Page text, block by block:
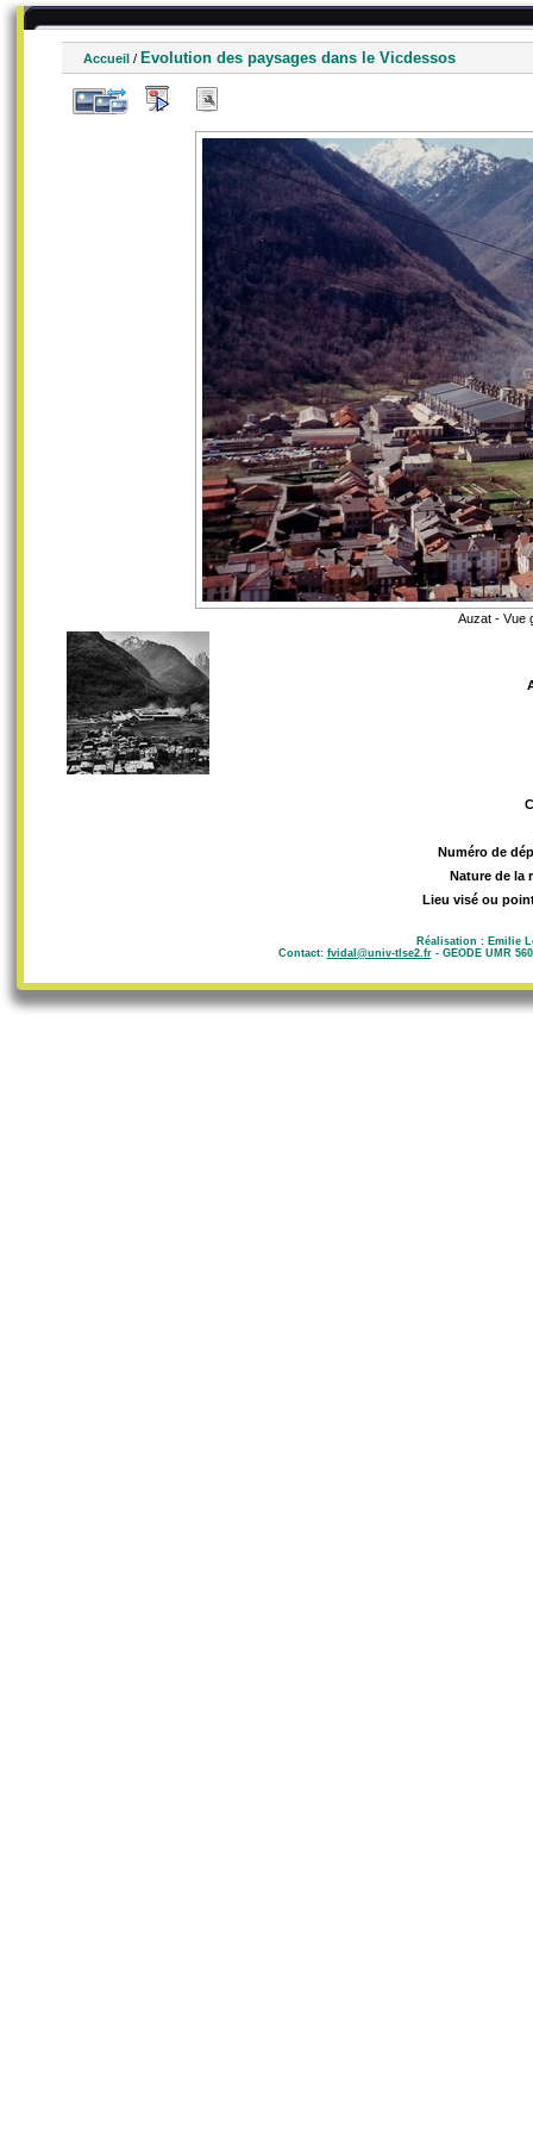
Accueil / Evolution des paysages dans le Vicdessos
Auzat - Vue
Numéro de
Nature de la
Lieu visé ou
Réalisation : Emilie
Contact: fvidal@univ-tlse2.fr- GEODE UMR